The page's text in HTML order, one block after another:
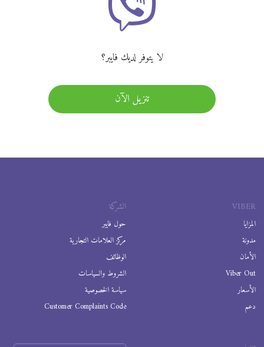
لا يتوفر لديك فايبر؟
تنزيل الآن
VIBER
المزايا
مدونة
الأمان
Viber Out
الأسعار
دعم
الشركة
حول فايبر
مركز العلامات التجارية
الوظائف
الشروط والسياسات
سياسة الخصوصية
Customer Complaints Code